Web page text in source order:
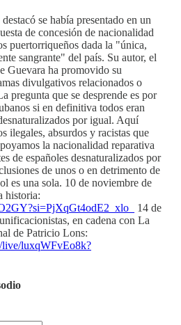
se había presentado en un
de concesión de nacionalidad
puertorriqueños dada la "única,
sangrante" del país. Su autor, el
Guevara ha promovido su
divulgativos relacionados o
pregunta que se desprende es por
si en definitiva todos eran
por igual. Aquí
ilegales, absurdos y racistas que
la nacionalidad reparativa
de españoles desnaturalizados por
de unos o en detrimento de
es una sola. 10 de noviembre de
historia:
14 de
en cadena con La
de Patricio Lons:
luxqWFvEo8k?